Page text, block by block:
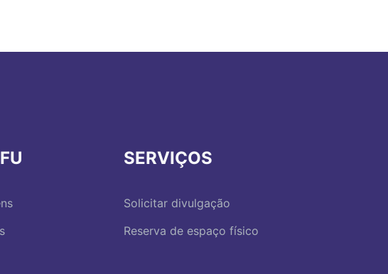
SERVIÇOS
Solicitar divulgação
Reserva de espaço físico